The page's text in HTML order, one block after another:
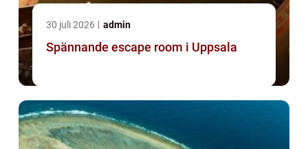
30 juli 2026 admin
Spännande escape room i Uppsala